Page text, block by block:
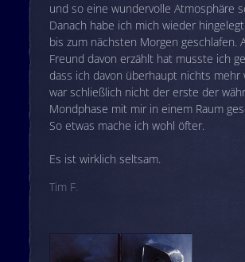
und so eine wundervolle Atmosphäre
Danach habe ich mich wieder
bis zum nächsten Morgen geschlafen.
Freund davon erzählt hat musste ich
dass ich davon überhaupt nichts mehr
war schließlich nicht der erste der
Mondphase mit mir in einem Raum
So etwas mache ich wohl öfter.
Es ist wirklich seltsam.
Tim F.